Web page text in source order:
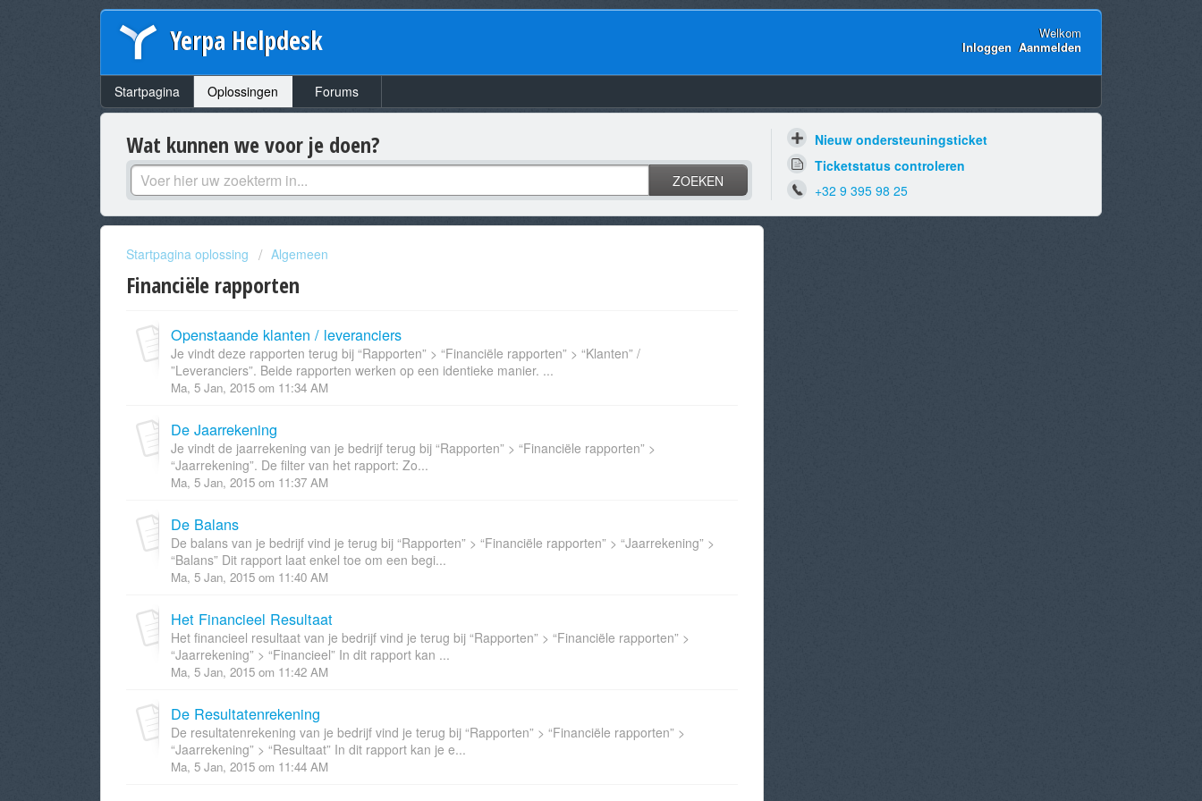
Yerpa Helpdesk
Welkom
Inloggen Aanmelden
Startpagina Oplossingen Forums
Wat kunnen we voor je doen?
ZOEKEN
Nieuw ondersteuningsticket
Ticketstatus controleren
+32 9 395 98 25
Startpagina oplossing Algemeen
Financiële rapporten
Openstaande klanten / leveranciers
Je vindt deze rapporten terug bij “Rapporten” > “Financiële rapporten” > “Klanten” /
”Leveranciers”. Beide rapporten werken op een identieke manier. ...
Ma, 5 Jan, 2015 om 11:34 AM
De Jaarrekening
Je vindt de jaarrekening van je bedrijf terug bij “Rapporten” > “Financiële rapporten” >
“Jaarrekening”. De filter van het rapport: Zo...
Ma, 5 Jan, 2015 om 11:37 AM
De Balans
De balans van je bedrijf vind je terug bij “Rapporten” > “Financiële rapporten” > “Jaarrekening” >
“Balans” Dit rapport laat enkel toe om een begi...
Ma, 5 Jan, 2015 om 11:40 AM
Het Financieel Resultaat
Het financieel resultaat van je bedrijf vind je terug bij “Rapporten” > “Financiële rapporten” >
“Jaarrekening” > “Financieel” In dit rapport kan ...
Ma, 5 Jan, 2015 om 11:42 AM
De Resultatenrekening
De resultatenrekening van je bedrijf vind je terug bij “Rapporten” > “Financiële rapporten” >
“Jaarrekening” > “Resultaat” In dit rapport kan je e...
Ma, 5 Jan, 2015 om 11:44 AM